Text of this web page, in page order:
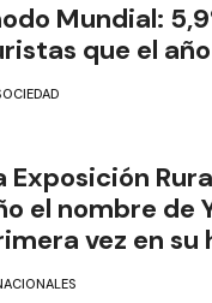
Mundial:
que el
Exposición
el nombre de
vez en su